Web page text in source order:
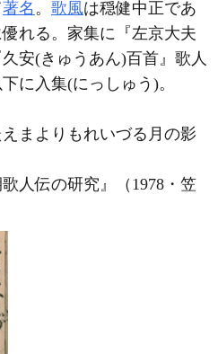
著名 。 歌風は穏健中正であ
れる。家集に『左京大夫
安(きゅうあん)百首』歌人
に入集(にっしゅう)。
まよりもれいづる月の影
人伝の研究』（1978・笠